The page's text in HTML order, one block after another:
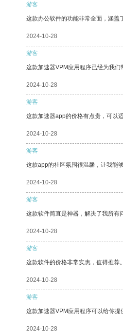
游客
这款办公软件的功能非常全面，涵盖
2024-10-28
游客
这款加速器VPM应用程序已经为我们
2024-10-28
游客
这款加速器app的价格有点贵，可以
2024-10-28
游客
这款app的社区氛围很温馨，让我能
2024-10-28
游客
这款软件简直是神器，解决了我所有
2024-10-28
游客
这款软件的价格非常实惠，值得推荐。
2024-10-28
游客
这款加速器VPM应用程序可以给你提
2024-10-28